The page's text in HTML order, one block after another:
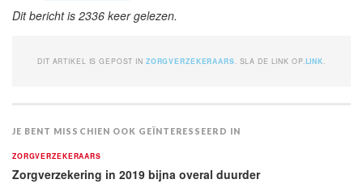
Dit bericht is 2336 keer gelezen.
DIT ARTIKEL IS GEPOST IN ZORGVERZEKERAARS . SLA DE LINK OP. LINK
JE BENT MISSCHIEN OOK GEÏNTERESSEERD IN
ZORGVERZEKERAARS
Zorgverzekering in 2019 bijna overal duurder